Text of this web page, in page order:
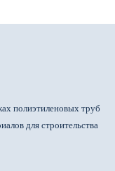
полиэтиленовых труб
для строительства